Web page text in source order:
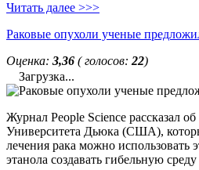
Читать далее >>>
Раковые опухоли ученые
Оценка: 3,36 ( голосов: 22)
Загрузка...
Журнал People Science рассказал
Университета Дьюка (США),
лечения рака можно использовать
этанола создавать гибельную среду